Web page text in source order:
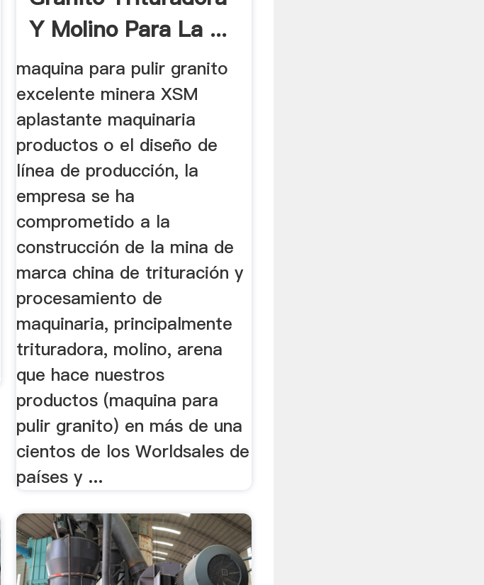
Y Molino Para La ...
maquina para pulir granito
excelente minera XSM
aplastante maquinaria
productos o el diseño de
línea de producción, la
empresa se ha
comprometido a la
construcción de la mina de
marca china de trituración y
procesamiento de
maquinaria, principalmente
trituradora, molino, arena
que hace nuestros
productos (maquina para
pulir granito) en más de una
cientos de los Worldsales de
países y ...